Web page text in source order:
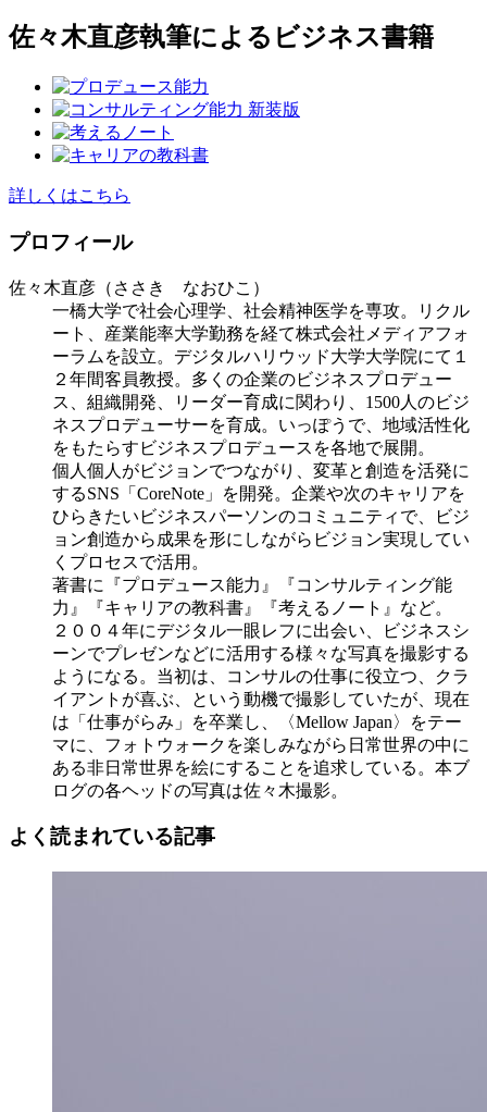
佐々木直彦執筆による ビジネス書籍
詳しくはこちら
プロフィール
佐々木直彦（ささき なおひこ）
一橋大学で社会心理学、社会精神医学を専攻。リクル
ート、産業能率大学勤務を経て株式会社メディアフォ
ーラムを設立。デジタルハリウッド大学大学院にて１
２年間客員教授。多くの企業のビジネスプロデュー
ス、組織開発、リーダー育成に関わり、1500人のビジ
ネスプロデューサーを育成。いっぽうで、地域活性化
をもたらすビジネスプロデュースを各地で展開。
個人個人がビジョンでつながり、変革と創造を活発に
するSNS「CoreNote」を開発。企業や次のキャリアを
ひらきたいビジネスパーソンのコミュニティで、ビジ
ョン創造から成果を形にしながらビジョン実現してい
くプロセスで活用。
著書に『プロデュース能力』『コンサルティング能
力』『キャリアの教科書』『考えるノート』など。
２００４年にデジタル一眼レフに出会い、ビジネスシ
ーンでプレゼンなどに活用する様々な写真を撮影する
ようになる。当初は、コンサルの仕事に役立つ、クラ
イアントが喜ぶ、という動機で撮影していたが、現在
は「仕事がらみ」を卒業し、〈Mellow Japan〉をテー
マに、フォトウォークを楽しみながら日常世界の中に
ある非日常世界を絵にすることを追求している。本ブ
ログの各ヘッドの写真は佐々木撮影。
よく読まれている記事